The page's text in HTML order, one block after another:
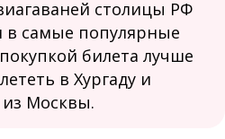
столицы РФ
в самые популярные
билета лучше
в Хургаду и
Москвы.